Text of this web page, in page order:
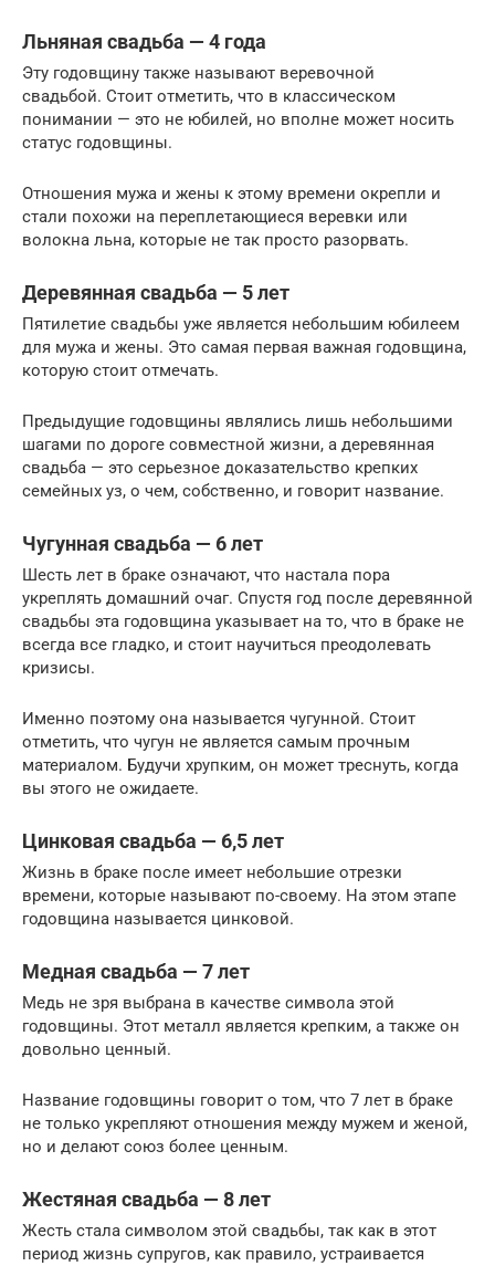
Льняная свадьба — 4 года
Эту годовщину также называют веревочной
свадьбой. Стоит отметить, что в классическом
понимании — это не юбилей, но вполне может носить
статус годовщины.
Отношения мужа и жены к этому времени окрепли и
стали похожи на переплетающиеся веревки или
волокна льна, которые не так просто разорвать.
Деревянная свадьба — 5 лет
Пятилетие свадьбы уже является небольшим юбилеем
для мужа и жены. Это самая первая важная годовщина,
которую стоит отмечать.
Предыдущие годовщины являлись лишь небольшими
шагами по дороге совместной жизни, а деревянная
свадьба — это серьезное доказательство крепких
семейных уз, о чем, собственно, и говорит название.
Чугунная свадьба — 6 лет
Шесть лет в браке означают, что настала пора
укреплять домашний очаг. Спустя год после деревянной
свадьбы эта годовщина указывает на то, что в браке не
всегда все гладко, и стоит научиться преодолевать
кризисы.
Именно поэтому она называется чугунной. Стоит
отметить, что чугун не является самым прочным
материалом. Будучи хрупким, он может треснуть, когда
вы этого не ожидаете.
Цинковая свадьба — 6,5 лет
Жизнь в браке после имеет небольшие отрезки
времени, которые называют по-своему. На этом этапе
годовщина называется цинковой.
Медная свадьба — 7 лет
Медь не зря выбрана в качестве символа этой
годовщины. Этот металл является крепким, а также он
довольно ценный.
Название годовщины говорит о том, что 7 лет в браке
не только укрепляют отношения между мужем и женой,
но и делают союз более ценным.
Жестяная свадьба — 8 лет
Жесть стала символом этой свадьбы, так как в этот
период жизнь супругов, как правило, устраивается